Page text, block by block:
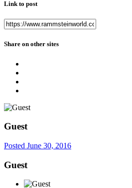
Link to post
Share on other sites
Guest
Posted June 30, 2016
Guest